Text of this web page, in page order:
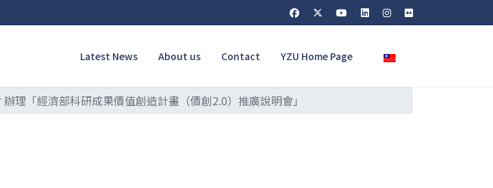
Latest News About us Contact YZU Home Page Select your language
理「經濟部科研成果價值創造計畫（價創2.0）推廣說明會」